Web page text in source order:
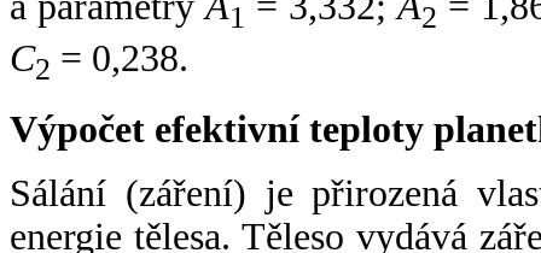
1 2
C2 = 0,238.
Výpočet efektivní teploty
Sálání (záření) je přirozená
energie tělesa. Těleso vydává